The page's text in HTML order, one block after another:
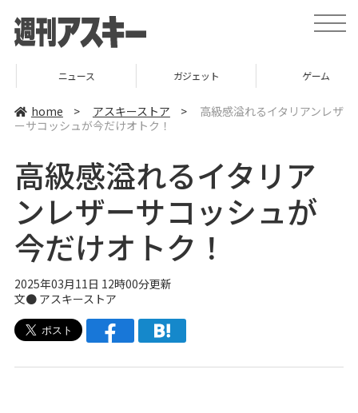
t
o
e
v
ニュース ガジェット ゲーム
home > アスキーストア >
高級感溢れるイタリアンレザ
ーサコッシュが今だけオトク！
高級感溢れるイタリア
ンレザーサコッシュが
今だけオトク！
2025年03月11日 12時00分更新
文● アスキーストア